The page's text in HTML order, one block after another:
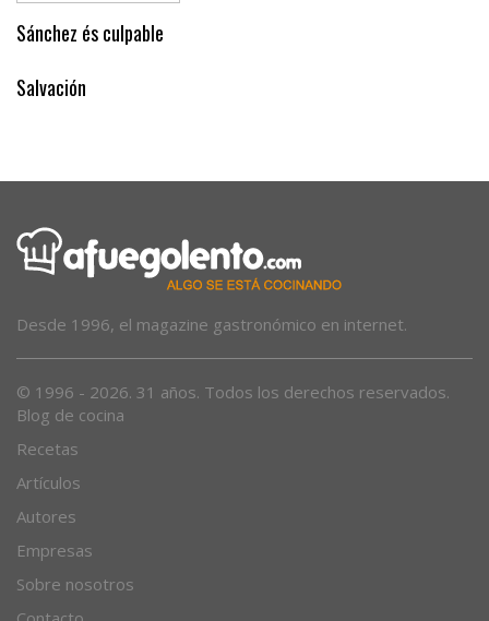
Sánchez és culpable
Salvación
Desde 1996, el magazine gastronómico en internet.
© 1996 - 2026. 31 años. Todos los derechos reservados.
Blog de cocina
Recetas
Artículos
Autores
Empresas
Sobre nosotros